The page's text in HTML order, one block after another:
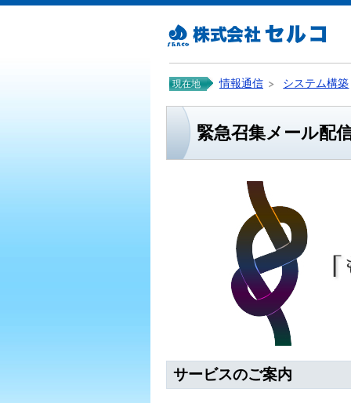
現在地 情報通信 システム構築
緊急召集メール配
サービスのご案内